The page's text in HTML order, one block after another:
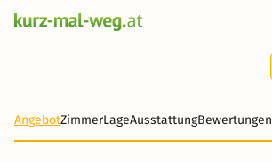
AngebotZimmerLageAusstattungBewertungen